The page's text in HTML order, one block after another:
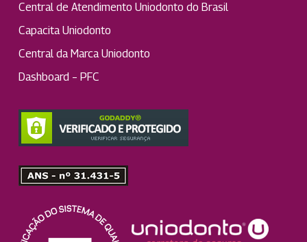
Central de Atendimento Uniodonto do Brasil
Capacita Uniodonto
Central da Marca Uniodonto
Dashboard – PFC